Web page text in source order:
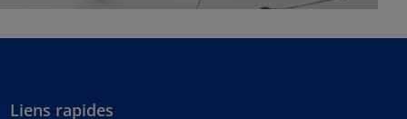
Liens rapides